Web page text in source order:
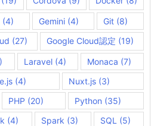
(4) Gemini(4) Git (8)
(27) Google Cloud認定 (19)
Laravel(4) Monaca (7)
(4) Nuxt.js (3)
PHP (20) Python (35)
(4) Spark (3) SQL (5)